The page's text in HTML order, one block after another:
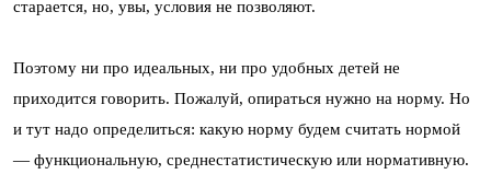
старается, но, увы, условия не позволяют.
Поэтому ни про идеальных, ни про удобных детей не
приходится говорить. Пожалуй, опираться нужно на норму. Но
и тут надо определиться: какую норму будем считать нормой
— функциональную, среднестатистическую или нормативную.